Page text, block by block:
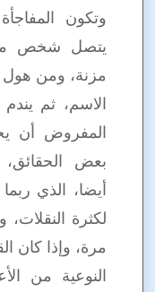
وتكون
يتصل شخص ما
مزنة، ومن هول
الاسم، ثم
المفروض أن
بعض
أيضا، الذي
لكثرة النقلات،
مرة، وإذا كان
النوعية من